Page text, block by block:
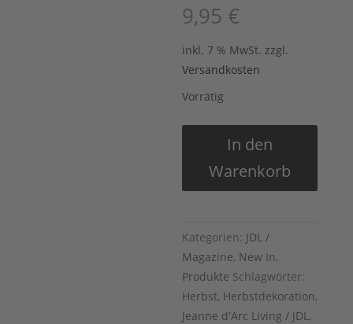
9,95 €
inkl. 7 % MwSt. zzgl.
Versandkosten
Vorrätig
Ausgabe
Nr.
2021
Menge
In den
Warenkorb
Kategorien: JDL /
Magazine, New In,
Produkte Schlagwörter:
Herbst, Herbstdekoration,
Jeanne d'Arc Living / JDL,